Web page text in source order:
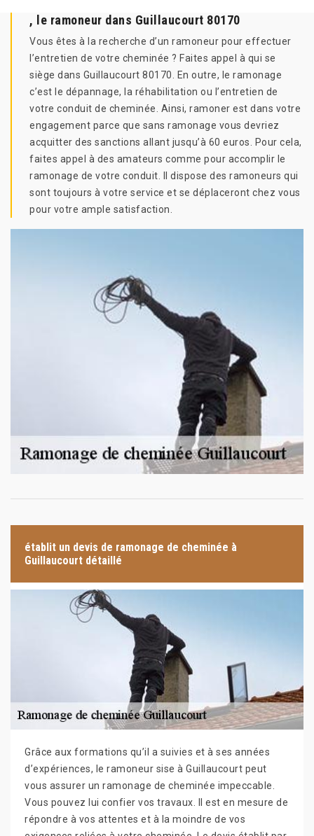
, le ramoneur dans Guillaucourt 80170
Vous êtes à la recherche d’un ramoneur pour effectuer
l’entretien de votre cheminée ? Faites appel à qui se
siège dans Guillaucourt 80170. En outre, le ramonage
c’est le dépannage, la réhabilitation ou l’entretien de
votre conduit de cheminée. Ainsi, ramoner est dans votre
engagement parce que sans ramonage vous devriez
acquitter des sanctions allant jusqu’à 60 euros. Pour cela,
faites appel à des amateurs comme pour accomplir le
ramonage de votre conduit. Il dispose des ramoneurs qui
sont toujours à votre service et se déplaceront chez vous
pour votre ample satisfaction.
établit un devis de ramonage de cheminée à
Guillaucourt détaillé
Grâce aux formations qu’il a suivies et à ses années
d’expériences, le ramoneur sise à Guillaucourt peut
vous assurer un ramonage de cheminée impeccable.
Vous pouvez lui confier vos travaux. Il est en mesure de
répondre à vos attentes et à la moindre de vos